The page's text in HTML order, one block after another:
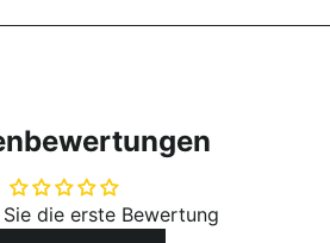
die erste Bewertung